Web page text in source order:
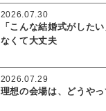
「こんな結婚式がした
なくて大丈夫
2026.07.30
理想の会場は、どうや
2026.07.29